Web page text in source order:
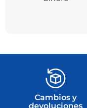
Cambios y
devoluciones